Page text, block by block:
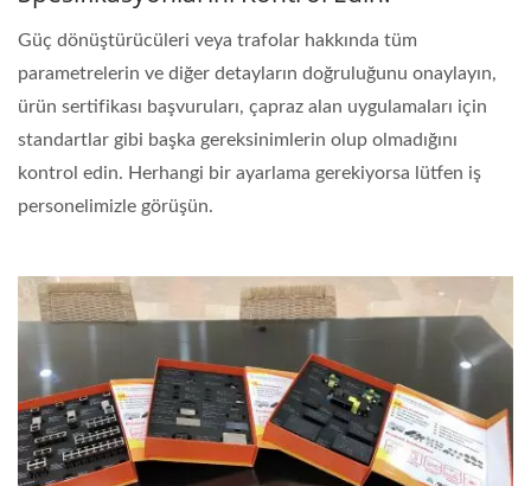
Güç dönüştürücüleri veya trafolar hakkında tüm
parametrelerin ve diğer detayların doğruluğunu onaylayın,
ürün sertifikası başvuruları, çapraz alan uygulamaları için
standartlar gibi başka gereksinimlerin olup olmadığını
kontrol edin. Herhangi bir ayarlama gerekiyorsa lütfen iş
personelimizle görüşün.